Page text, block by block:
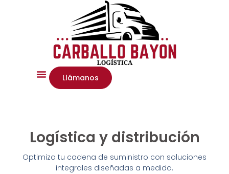
Llámanos
Logística y distribución
Optimiza tu cadena de suministro con soluciones
integrales diseñadas a medida.